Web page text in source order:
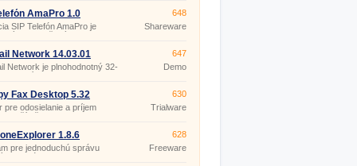
zasielanie SMS textových
s užívateľmi
protokolov (Yahoo, MSN,
e-mailov (Google,
Yahoo).
AmaPro 1.0
SIP Telefón AmaPro je
klient určený pre
648
Shareware
Network 14.03.01
Network je plnohodnotný 32-
faxovací program,
ktorá podporuje tlač.
647
Demo
Fax Desktop 5.32
pre odosielanie a príjem
počítači.
630
Trialware
1.8.6
pre jednoduchú správu
telefónov SonyEricsson a
628
Freeware